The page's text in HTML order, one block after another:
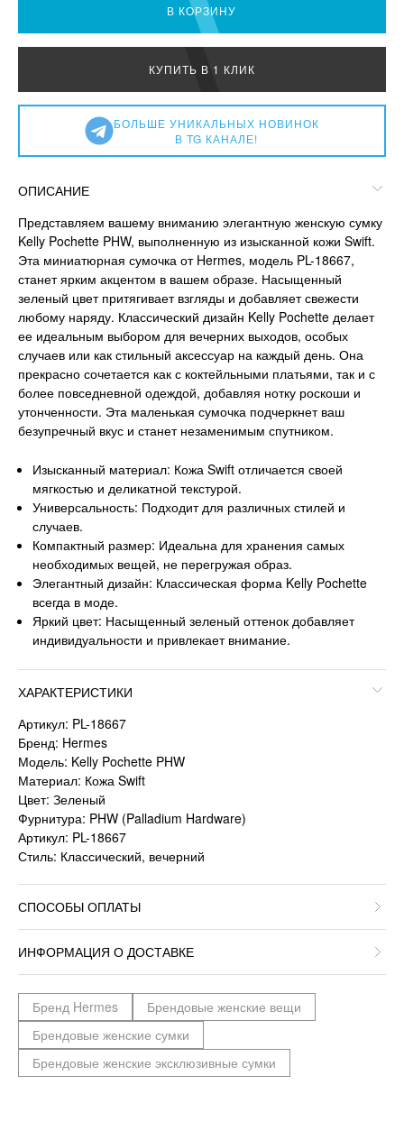
В КОРЗИНУ
КУПИТЬ В 1 КЛИК
БОЛЬШЕ УНИКАЛЬНЫХ НОВИНОК
В TG КАНАЛЕ!
ОПИСАНИЕ
Представляем вашему вниманию элегантную женскую сумку
Kelly Pochette PHW, выполненную из изысканной кожи Swift.
Эта миниатюрная сумочка от Hermes, модель PL-18667,
станет ярким акцентом в вашем образе. Насыщенный
зеленый цвет притягивает взгляды и добавляет свежести
любому наряду. Классический дизайн Kelly Pochette делает
ее идеальным выбором для вечерних выходов, особых
случаев или как стильный аксессуар на каждый день. Она
прекрасно сочетается как с коктейльными платьями, так и с
более повседневной одеждой, добавляя нотку роскоши и
утонченности. Эта маленькая сумочка подчеркнет ваш
безупречный вкус и станет незаменимым спутником.
Изысканный материал: Кожа Swift отличается своей
мягкостью и деликатной текстурой.
Универсальность: Подходит для различных стилей и
случаев.
Компактный размер: Идеальна для хранения самых
необходимых вещей, не перегружая образ.
Элегантный дизайн: Классическая форма Kelly Pochette
всегда в моде.
Яркий цвет: Насыщенный зеленый оттенок добавляет
индивидуальности и привлекает внимание.
ХАРАКТЕРИСТИКИ
Артикул: PL-18667
Бренд: Hermes
Модель: Kelly Pochette PHW
Материал: Кожа Swift
Цвет: Зеленый
Фурнитура: PHW (Palladium Hardware)
Артикул: PL-18667
Стиль: Классический, вечерний
СПОСОБЫ ОПЛАТЫ
ИНФОРМАЦИЯ О ДОСТАВКЕ
Бренд Hermes
Брендовые женские вещи
Брендовые женские сумки
Брендовые женские эксклюзивные сумки